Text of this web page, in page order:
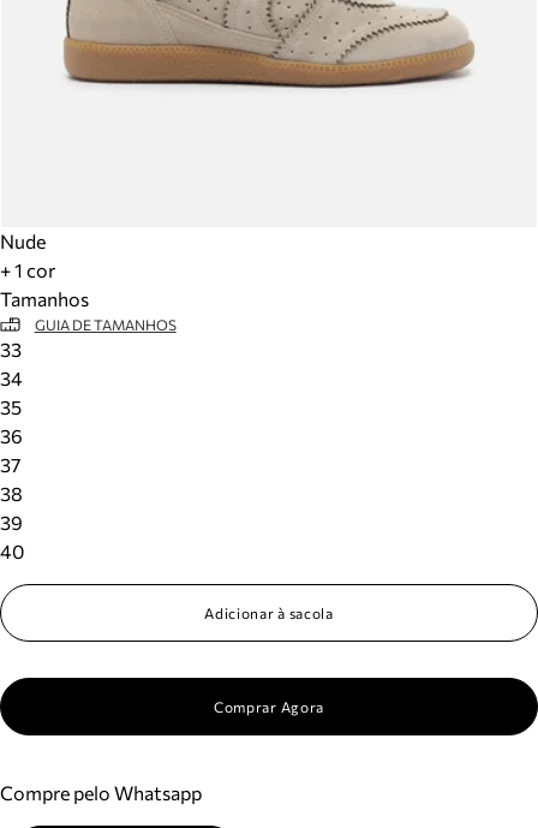
Nude
+ 1 cor
Tamanhos
GUIA DE TAMANHOS
33
34
35
36
37
38
39
40
Adicionar à sacola
Comprar Agora
Compre pelo Whatsapp